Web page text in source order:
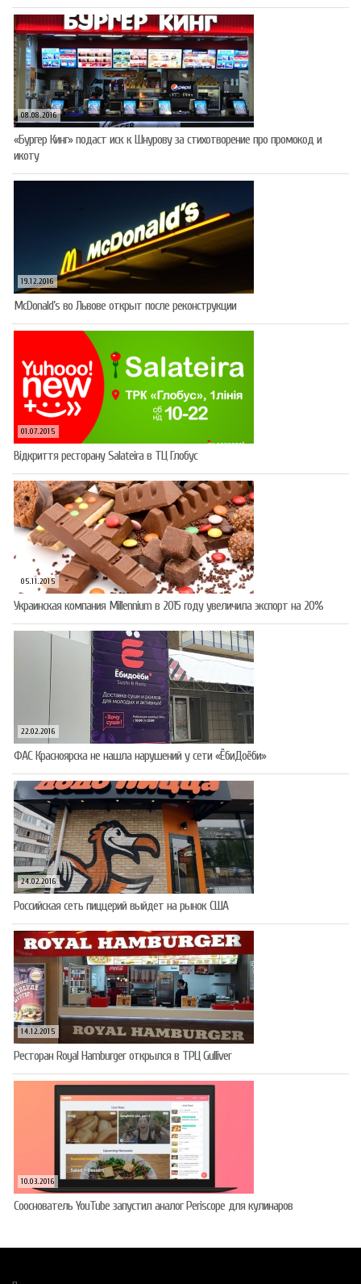
08.08.2016
«Бургер Кинг» подаст иск к Шнурову за стихотворение про промокод и
икоту
19.12.2016
McDonald’s во Львове открыт после реконструкции
01.07.2015
Відкриття ресторану Salateirа в ТЦ Глобус
05.11.2015
Украинская компания Millennium в 2015 году увеличила экспорт на 20%
22.02.2016
ФАС Красноярска не нашла нарушений у сети «ЁбиДоёби»
24.02.2016
Российская сеть пиццерий выйдет на рынок США
14.12.2015
Ресторан Royal Hamburger открылся в ТРЦ Gulliver
10.03.2016
Сооснователь YouTube запустил аналог Periscope для кулинаров